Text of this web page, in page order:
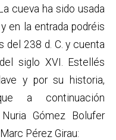
cueva ha sido usada
en la entrada podréis
del 238 d. C. y cuenta
siglo XVI. Estellés
y por su historia,
a continuación
Gómez Bolufer
Pérez Girau: